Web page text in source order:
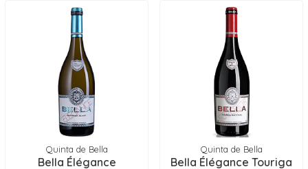
Quinta de Bella
Bella Élégance
Quinta de Bella
Bella Élégance Touriga